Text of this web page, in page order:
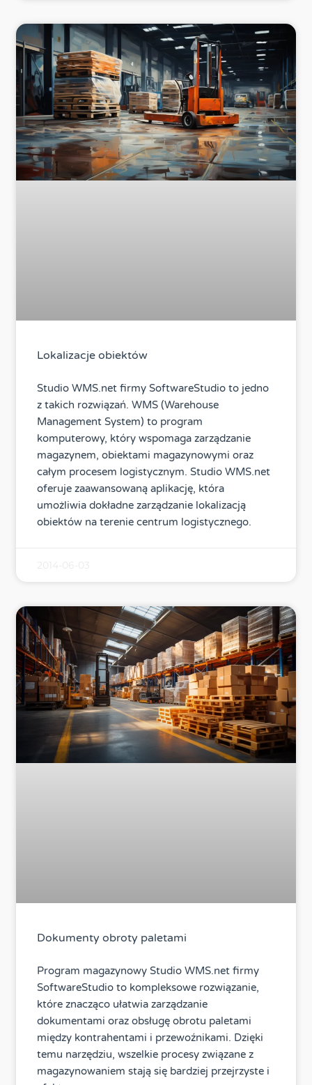
Lokalizacje obiektów
Studio WMS.net firmy SoftwareStudio to jedno
z takich rozwiązań. WMS (Warehouse
Management System) to program
komputerowy, który wspomaga zarządzanie
magazynem, obiektami magazynowymi oraz
całym procesem logistycznym. Studio WMS.net
oferuje zaawansowaną aplikację, która
umożliwia dokładne zarządzanie lokalizacją
obiektów na terenie centrum logistycznego.
Dokumenty obroty paletami
Program magazynowy Studio WMS.net firmy
SoftwareStudio to kompleksowe rozwiązanie,
które znacząco ułatwia zarządzanie
dokumentami oraz obsługę obrotu paletami
między kontrahentami i przewoźnikami. Dzięki
temu narzędziu, wszelkie procesy związane z
magazynowaniem stają się bardziej przejrzyste i